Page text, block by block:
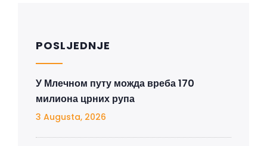
POSLJEDNJE
У Млечном путу можда вреба 170
милиона црних рупа
3 Augusta, 2026